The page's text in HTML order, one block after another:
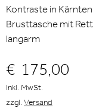
Kontraste in
Brusttasche mit
langarm
€ 175,00
Inkl. MwSt.
zzgl. Versand